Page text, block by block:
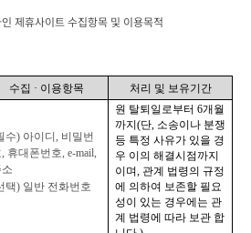
제휴사이트 수집항목 및 이용목적
수집 · 이용항목 처리 및 보유기간
수) 아이디 , 비밀번
, 휴대폰번호
택) 일반 전화번호
원 탈퇴일로부터 6개월
까지 (단, 소송이나 분쟁
등 특정 사유가 있을 경
우 이의 해결시점까지
이며, 관계 법령의 규정
에 의하여 보존할 필요
성이 있는 경우에는 관
계 법령에 따라 보관 합